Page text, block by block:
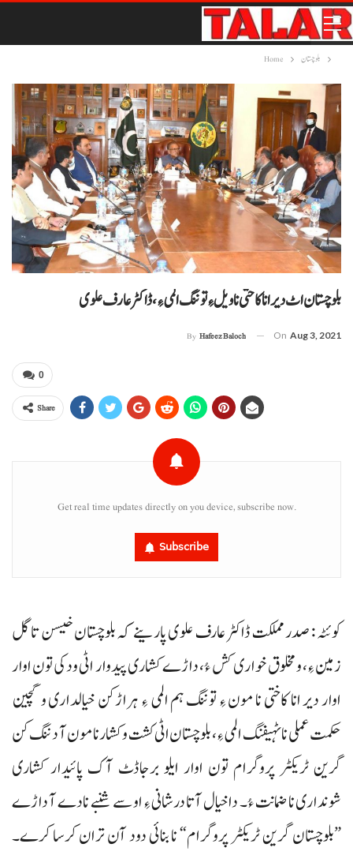
Home بلوچستان
بلوچستان اٹ دیر انا کاختی نا ویل ءِ توننگ المی ءِ، ڈاکٹر عارف علوی
By Hafeez Baloch On Aug 3, 2021
0
Share
Get real time updates directly on you device, subscribe now.
Subscribe
کوئٹہ : صدر مملکت ڈاکٹر عارف علوی پارینے کہ بلوچستان خیسن تا گل
زمین ءِ، و مخلوق خواری کش ءُ، داڑے کشاری پیدوار اٹی ودکی تون اوار
اوار دیر انا کاختی نا مون ءِ توننگ ہم المی ءِ ہراڑکن خیالداری و گچین
حکمت عملی نا ٹہیفنگ المی ءِ، بلوچستان اٹی کشت وکشار نا مون آ دننگ کن
گرین ٹریکٹر پروگرام تون اوار ایلو برجاڈٹ آک پائیدار کشاری
شونداری نا ضمانت ءُ۔ داخیال آتا درشانی ءِ او سے شنبے نادے آ داڑے
”بلوچستان گرین ٹریکٹر پروگرام“ نا بنائی دود آن تران کرسا کرے۔